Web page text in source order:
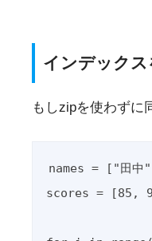
インデックス
もしzipを使わずに
names = ["田
scores = [85,